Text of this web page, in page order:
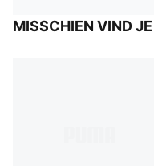
MISSCHIEN VIND